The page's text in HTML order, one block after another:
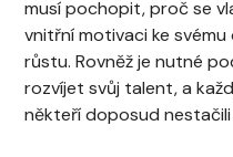
musí pochopit, proč se
vnitřní motivaci ke
růstu. Rovněž je nutné
rozvíjet svůj talent, a
někteří doposud